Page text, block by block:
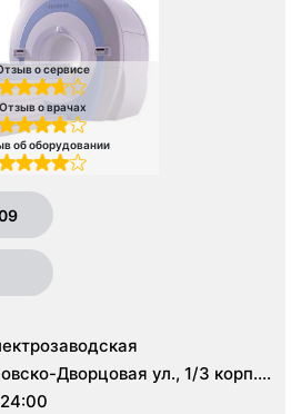
о сервисе
Отзыв о врачах
об оборудовании
Дворцовая ул., 1/3 корп.